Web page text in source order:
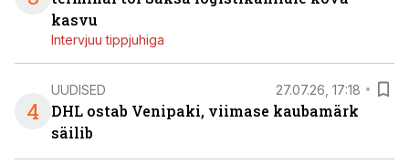
kasvu
Intervjuu tippjuhiga
4
UUDISED 27.07.26, 17:18
DHL ostab Venipaki, viimase kaubamärk
säilib